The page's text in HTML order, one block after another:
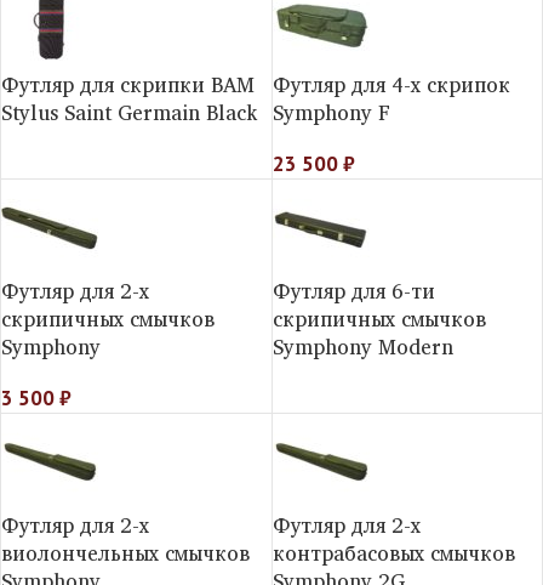
Футляр для скрипки BAM
Stylus Saint Germain Black
Футляр для 4-х скрипок
Symphony F
23 500₽
Футляр для 2-х
скрипичных смычков
Symphony
3 500₽
Футляр для 6-ти
скрипичных смычков
Symphony Modern
Футляр для 2-х
виолончельных смычков
Футляр для 2-х
контрабасовых смычков